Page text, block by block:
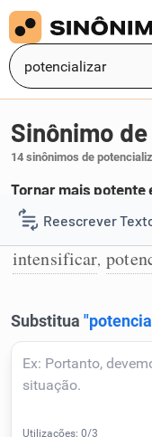
Reescrever
Resumir Texto
Corrigir Texto
Detector de IA
Humanizador de IA
Sinônimo
14 sinônimos de
Tornar mais potente
1 desenvolver,
intensificar,